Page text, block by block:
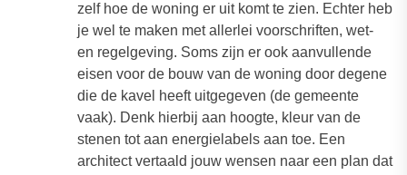
zelf hoe de woning er uit komt te zien. Echter heb
je wel te maken met allerlei voorschriften, wet-
en regelgeving. Soms zijn er ook aanvullende
eisen voor de bouw van de woning door degene
die de kavel heeft uitgegeven (de gemeente
vaak). Denk hierbij aan hoogte, kleur van de
stenen tot aan energielabels aan toe. Een
architect vertaald jouw wensen naar een plan dat